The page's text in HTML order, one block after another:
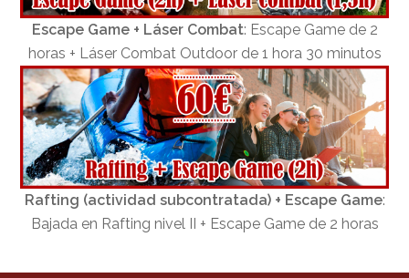
Escape Game + Láser Combat: Escape Game de 2
horas + Láser Combat Outdoor de 1 hora 30 minutos
Rafting (actividad subcontratada) + Escape Game:
Bajada en Rafting nivel II + Escape Game de 2 horas